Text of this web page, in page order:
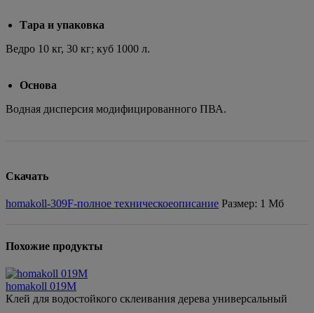
Тара и упаковка
Ведро 10 кг, 30 кг; куб 1000 л.
Основа
Водная дисперсия модифицированного ПВА.
Скачать
homakoll-309F-полное техническоеописание Размер: 1 Мб
Похожие продукты
homakoll 019М
Клей для водостойкого склеивания дерева универсальный